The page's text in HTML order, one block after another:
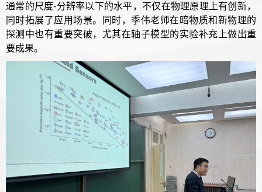
通常的尺度-分辨率以下的水平，不仅在物理原理上有创新，
同时拓展了应用场景。同时，季伟老师在暗物质和新物理的
探测中也有重要突破，尤其在轴子模型的实验补充上做出重
要成果。